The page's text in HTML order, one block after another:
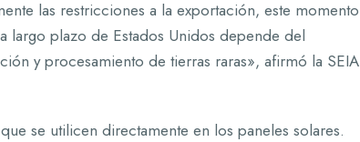
las restricciones a la exportación, este momento
largo plazo de Estados Unidos depende del
y procesamiento de tierras raras», afirmó la SEIA
se utilicen directamente en los paneles solares.